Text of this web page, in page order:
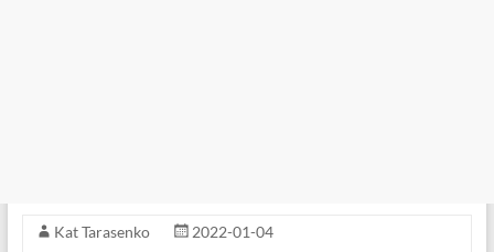
Kat Tarasenko
2022-01-04